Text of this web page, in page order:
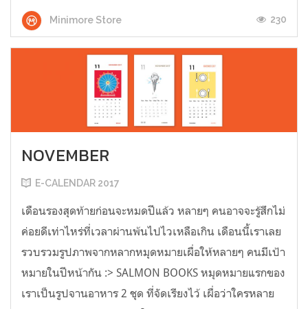
Minimore Store 230
NOVEMBER
E-CALENDAR 2017
เดือนรองสุดท้ายก่อนจะหมดปีแล้ว หลายๆ คนอาจจะรู้สึกไม่
ค่อยดีเท่าไหร่ที่เวลาผ่านพ้นไปไวเหลือเกิน เดือนนี้เราเลย
รวบรวมรูปภาพจากหลากหมุดหมายเผื่อให้หลายๆ คนมีเป้า
หมายในปีหน้ากัน :> SALMON BOOKS หมุดหมายแรกของ
เราเป็นรูปจานอาหาร 2 ชุด ที่จัดเรียงไว้ เผื่อว่าใครหลาย